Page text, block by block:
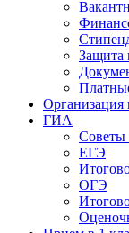
Защита
Организация
ГИА
Советы
ЕГЭ
ОГЭ